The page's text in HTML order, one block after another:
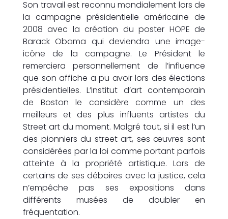
Son travail est reconnu mondialement lors de
la campagne présidentielle américaine de
2008 avec la création du poster HOPE de
Barack Obama qui deviendra une image-
icône de la campagne. Le Président le
remerciera personnellement de l’influence
que son affiche a pu avoir lors des élections
présidentielles. L’Institut d’art contemporain
de Boston le considère comme un des
meilleurs et des plus influents artistes du
Street art du moment. Malgré tout, si il est l’un
des pionniers du street art, ses œuvres sont
considérées par la loi comme portant parfois
atteinte à la propriété artistique. Lors de
certains de ses déboires avec la justice, cela
n’empêche pas ses expositions dans
différents musées de doubler en
fréquentation.